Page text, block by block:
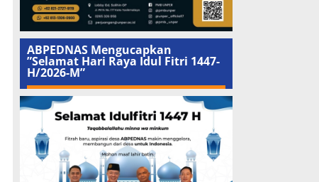
ABPEDNAS Mengucapkan
”Selamat Hari Raya Idul Fitri 1447-
H/2026-M”